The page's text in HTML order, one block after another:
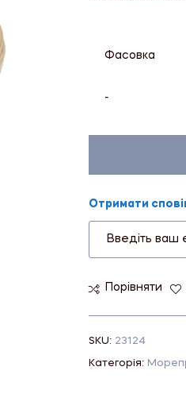
Фасовка
-
Отримати
Порівняти
SKU: 23124
Категорія: